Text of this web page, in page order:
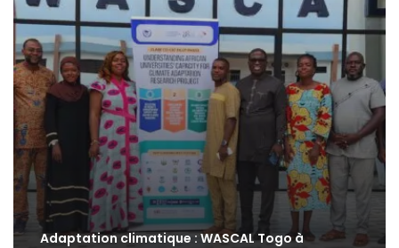
Adaptation climatique : WASCAL Togo à